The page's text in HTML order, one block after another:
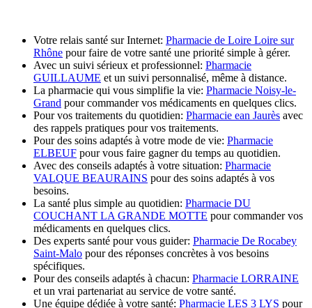
Votre relais santé sur Internet: Pharmacie de Loire Loire sur
Rhône pour faire de votre santé une priorité simple à gérer.
Avec un suivi sérieux et professionnel: Pharmacie
GUILLAUME et un suivi personnalisé, même à distance.
La pharmacie qui vous simplifie la vie: Pharmacie Noisy-le-
Grand pour commander vos médicaments en quelques clics.
Pour vos traitements du quotidien: Pharmacie ean Jaurès avec
des rappels pratiques pour vos traitements.
Pour des soins adaptés à votre mode de vie: Pharmacie
ELBEUF pour vous faire gagner du temps au quotidien.
Avec des conseils adaptés à votre situation: Pharmacie
VALQUE BEAURAINS pour des soins adaptés à vos
besoins.
La santé plus simple au quotidien: Pharmacie DU
COUCHANT LA GRANDE MOTTE pour commander vos
médicaments en quelques clics.
Des experts santé pour vous guider: Pharmacie De Rocabey
Saint-Malo pour des réponses concrètes à vos besoins
spécifiques.
Pour des conseils adaptés à chacun: Pharmacie LORRAINE
et un vrai partenariat au service de votre santé.
Une équipe dédiée à votre santé: Pharmacie LES 3 LYS pour